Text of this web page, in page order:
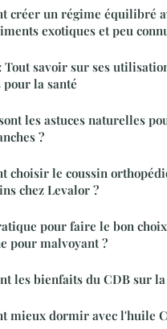
créer un régime équilibré
exotiques et peu
Tout savoir sur ses
la santé
les astuces naturelles
?
choisir le coussin
chez Levalor ?
pour faire le bon
pour malvoyant ?
les bienfaits du CDB sur la
mieux dormir avec l'huile